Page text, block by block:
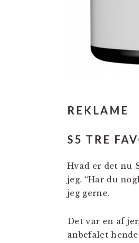
REKLAME
S5 TRE
Hvad er det nu
jeg. “Har du
jeg gerne.
Det var en af
anbefalet